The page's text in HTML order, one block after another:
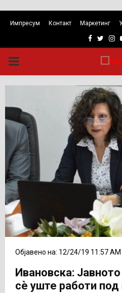
Импресум Контакт Маркетинг
Facebook
PRIMARY
MENU
Објавено на: 12/24/19 11:57 AM
Ивановска:
сè уште работи под